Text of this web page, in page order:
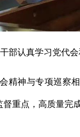
部认真学习党代会
精神与专项巡察
重点，高质量完